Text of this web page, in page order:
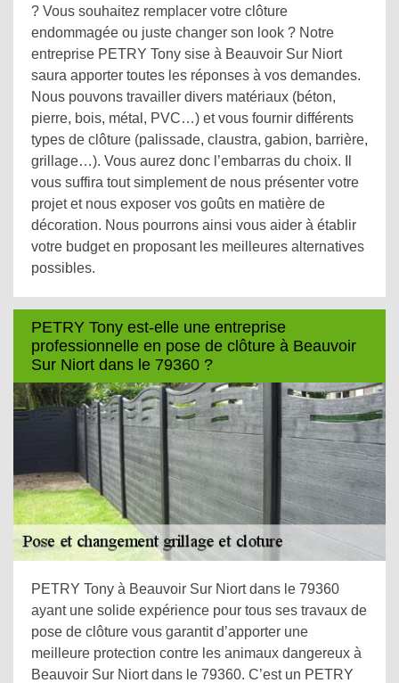
? Vous souhaitez remplacer votre clôture
endommagée ou juste changer son look ? Notre
entreprise PETRY Tony sise à Beauvoir Sur Niort
saura apporter toutes les réponses à vos demandes.
Nous pouvons travailler divers matériaux (béton,
pierre, bois, métal, PVC…) et vous fournir différents
types de clôture (palissade, claustra, gabion, barrière,
grillage…). Vous aurez donc l’embarras du choix. Il
vous suffira tout simplement de nous présenter votre
projet et nous exposer vos goûts en matière de
décoration. Nous pourrons ainsi vous aider à établir
votre budget en proposant les meilleures alternatives
possibles.
PETRY Tony est-elle une entreprise
professionnelle en pose de clôture à Beauvoir
Sur Niort dans le 79360 ?
PETRY Tony à Beauvoir Sur Niort dans le 79360
ayant une solide expérience pour tous ses travaux de
pose de clôture vous garantit d’apporter une
meilleure protection contre les animaux dangereux à
Beauvoir Sur Niort dans le 79360. C’est un PETRY